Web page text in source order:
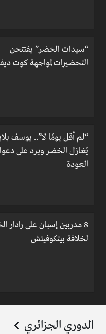
“سيدات الخضر” يفتتحن
التحضيرات لمواجهة كوت
“لم أقل يومًا لا”.. يوسف
يُغازل الخضر ويرد على
العودة
8 مدربين إسبان على رادار
لخلافة بيتكوفيتش
الدوري الجزائري